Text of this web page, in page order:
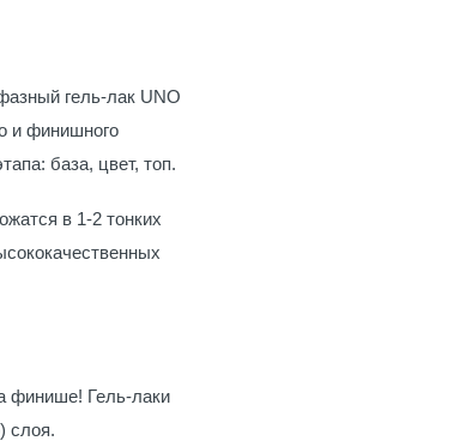
гель-лак UNO
и финишного
база, цвет, топ.
в 1-2 тонких
финише! Гель-лаки
слоя.